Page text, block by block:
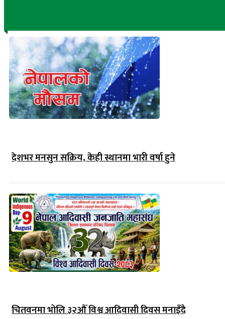
देशभर मनसुन सक्रिय, केही स्थानमा भारी वर्षा हुने
चितवनमा भोलि ३२औँ विश्व आदिवासी दिवस मनाइँदै